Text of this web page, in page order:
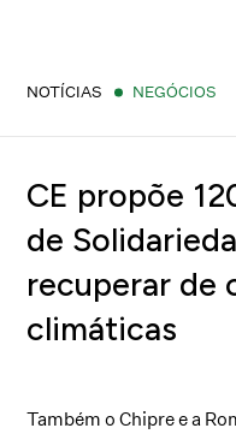
NOTÍCIAS NEGÓCIOS
CE propõe
de
recuperar de
climáticas
Também o Chipre e a